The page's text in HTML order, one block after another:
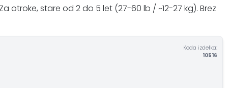
otroke, stare od 2 do 5 let (27-60 lb / ~12-27 kg). Brez
Koda izdelka:
10516